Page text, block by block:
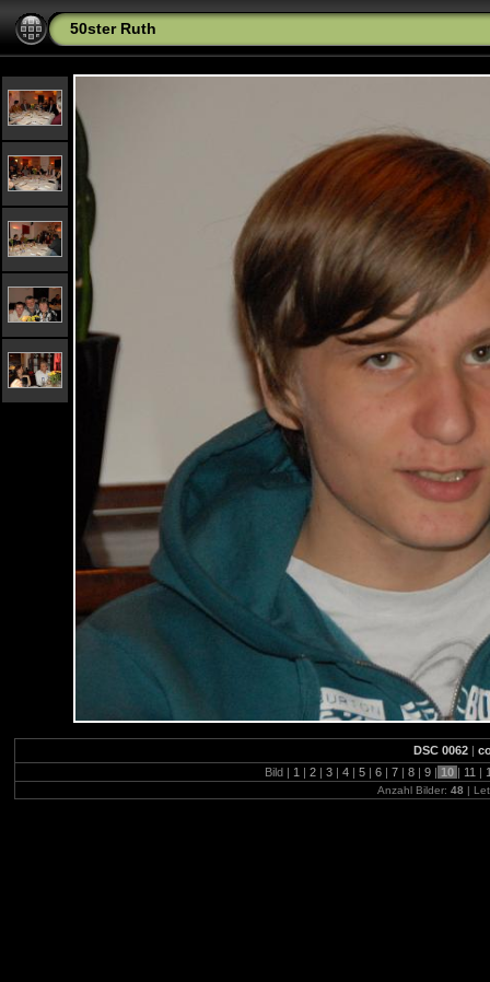
50ster Ruth
DSC 0062 |
Bild | 1 | 2 | 3 | 4 | 5 | 6 | 7 | 8 | 9 | 10 | 11 |
Anzahl Bilder: 48 |